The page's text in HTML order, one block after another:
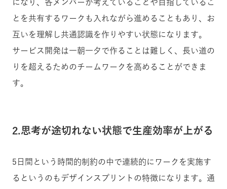
になり、各メンバーが考えていることや目指しているこ
とを共有するワークも入れながら進めることもあり、お
互いを理解し共通認識を作りやすい状態になります。
サービス開発は一朝一夕で作ることは難しく、長い道の
りを超えるためのチームワークを高めることができま
す。
2.思考が途切れない状態で生産効率が上がる
5日間という時間的制約の中で連続的にワークを実施す
るというのもデザインスプリントの特徴になります。通